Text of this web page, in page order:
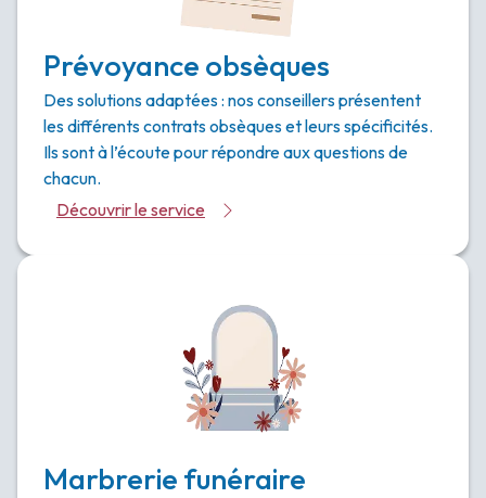
Prévoyance obsèques
Des solutions adaptées : nos conseillers présentent
les différents contrats obsèques et leurs spécificités.
Ils sont à l’écoute pour répondre aux questions de
chacun.
Découvrir le service
Marbrerie funéraire